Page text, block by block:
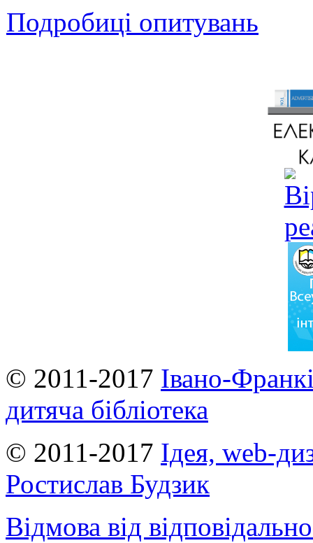
Подробиці опитувань
© 2011-2017 Івано-
дитяча бібліотека
© 2011-2017 Ідея, web-
Ростислав Будзик
Відмова від